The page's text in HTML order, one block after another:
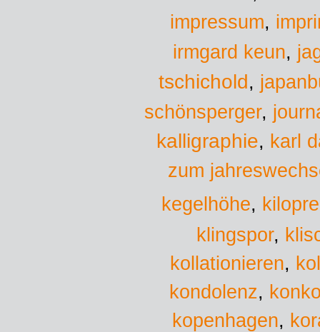
impressum,
irmgard keun,
tschichold,
schönsperger,
kalligraphie, karl
zum
kegelhöhe,
klingspor,
kollationieren,
kondolenz,
kopenhagen,